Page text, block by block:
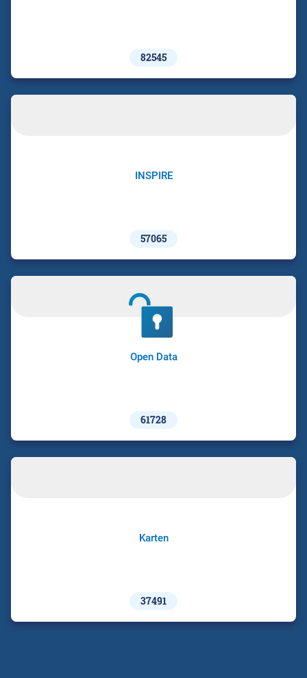
82545
INSPIRE
57065
Open Data
61728
Karten
37491